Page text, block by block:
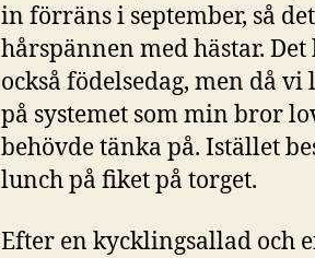
in förräns i september, så
hårspännen med hästar.
också födelsedag, men då
på systemet som min bror
behövde tänka på. Istället
lunch på fiket på torget.
Efter en kycklingsallad och